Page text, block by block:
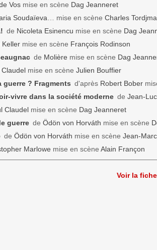
Vosmise en scène Dag Jeanneret
Soudaïeva… mise en scène Charles
de Nicoleta Esinencu mise en scène Dag
Kellermise en scène François Rodinson
de Molière mise en scène Dag
Claudelmise en scène Julien Bouffier
guerre ? Fragments d'après Robert Bober
vivre dans la société modernede Jean-
Claudelmise en scène Dag Jeanneret
guerrede Ödön von Horváth mise en scène
de Ödön von Horváth mise en scène Jean-
Marlowe mise en scène Alain Françon
Voir la